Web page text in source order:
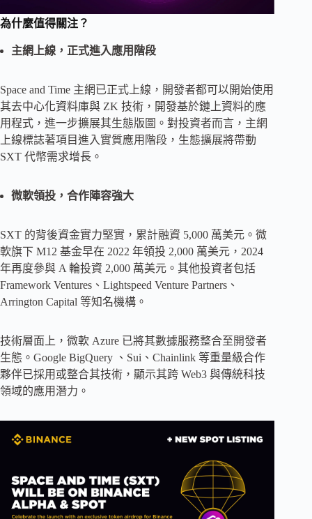
為什麼值得關注？
主網上線，正式進入應用階段
Space and Time 主網已正式上線，開發者都可以開始使用
其去中心化資料庫與 ZK 技術，開發基於鏈上資料的應
用程式，進一步擴展其生態版圖。對投資者而言，主網
上線標誌著項目進入實質應用階段，生態擴展將帶動
SXT 代幣需求增長。
微軟領投，合作陣容強大
SXT 的背後資金實力堅實，累計融資 5,000 萬美元。微
軟旗下 M12 基金早在 2022 年領投 2,000 萬美元，2024
年再度參與 A 輪投資 2,000 萬美元。其他投資者包括
Framework Ventures、Lightspeed Venture Partners、
Arrington Capital 等知名機構。
技術層面上，微軟 Azure 已將其數據服務整合至開發者
生態。Google BigQuery 、Sui、Chainlink 等重量級合作
夥伴已採用或整合其技術，顯示其跨 Web3 與傳統科技
領域的應用潛力。